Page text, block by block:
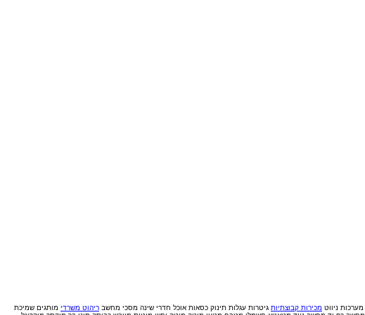
מערכות ניווט מכירות קבוצתיות גיטרות עגלות תינוק כסאות אוכל חדרי שינה מסכי מחשב ריהוט משרדי מותגים שמיכת